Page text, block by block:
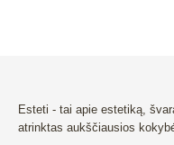
Esteti - tai apie estetiką,
atrinktas aukščiausios